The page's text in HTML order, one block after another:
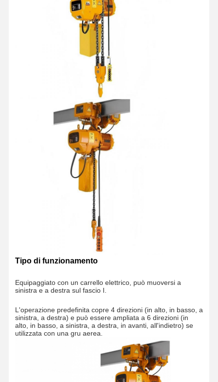
Tipo di funzionamento
Equipaggiato con un carrello elettrico, può muoversi a
sinistra e a destra sul fascio I.
L'operazione predefinita copre 4 direzioni (in alto, in basso, a
sinistra, a destra) e può essere ampliata a 6 direzioni (in
alto, in basso, a sinistra, a destra, in avanti, all'indietro) se
utilizzata con una gru aerea.